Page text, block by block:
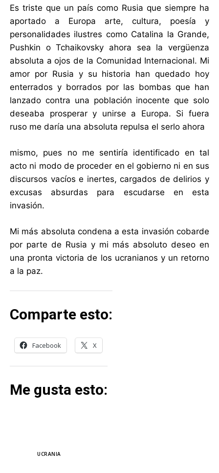
Es triste que un país como Rusia que siempre ha
aportado a Europa arte, cultura, poesía y
personalidades ilustres como Catalina la Grande,
Pushkin o Tchaikovsky ahora sea la vergüenza
absoluta a ojos de la Comunidad Internacional. Mi
amor por Rusia y su historia han quedado hoy
enterrados y borrados por las bombas que han
lanzado contra una población inocente que solo
deseaba prosperar y unirse a Europa. Si fuera
ruso me daría una absoluta repulsa el serlo ahora
mismo, pues no me sentiría identificado en tal
acto ni modo de proceder en el gobierno ni en sus
discursos vacíos e inertes, cargados de delirios y
excusas absurdas para escudarse en esta
invasión.
Mi más absoluta condena a esta invasión cobarde
por parte de Rusia y mi más absoluto deseo en
una pronta victoria de los ucranianos y un retorno
a la paz.
Comparte esto:
Facebook X
Me gusta esto:
UCRANIA